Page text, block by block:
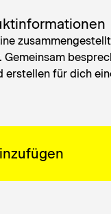
Gemeinsam
erstellen für dich